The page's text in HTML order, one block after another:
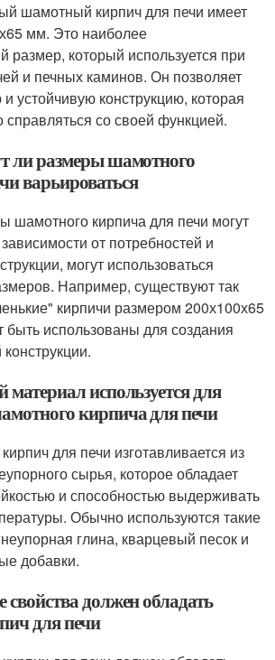
шамотный кирпич для печи имеет
мм. Это наиболее
размер, который используется при
и печных каминов. Он позволяет
устойчивую конструкцию, которая
справляться со своей функцией.
ли размеры шамотного
варьироваться
шамотного кирпича для печи могут
от потребностей и
могут использоваться
Например, существуют так
кирпичи размером 200х100х65
быть использованы для создания
используется для
кирпича для печи
для печи изготавливается из
сырья, которое обладает
и способностью выдерживать
Обычно используются такие
глина, кварцевый песок и
добавки.
должен обладать
для печи